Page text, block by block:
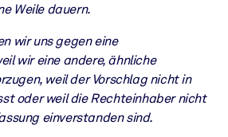
Weile dauern.
wir uns gegen eine
wir eine andere, ähnliche
weil der Vorschlag nicht in
oder weil die Rechteinhaber nicht
einverstanden sind.